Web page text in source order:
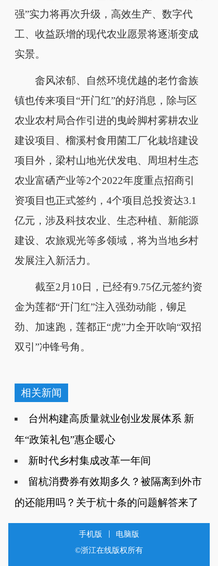
强”实力将再次升级，高效生产、数字代
工、收益跃增的现代农业愿景将逐渐变成
实景。
畲风浓郁、自然环境优越的老竹畲族
镇也传来项目“开门红”的好消息，除与区
农业农村局合作引进的曳岭脚村雾耕农业
建设项目、榴溪村食用菌工厂化栽培建设
项目外，梁村山地光伏发电、周坦村生态
农业富硒产业等2个2022年度重点招商引
资项目也正式签约，4个项目总投资达3.1
亿元，涉及科技农业、生态种植、新能源
建设、农旅观光等多领域，将为当地乡村
发展注入新活力。
截至2月10日，已经有9.75亿元签约资
金为莲都“开门红”注入强劲动能，铆足
劲、加速跑，莲都正“虎”力全开吹响“双招
双引”冲锋号角。
相关新闻
台州构建高质量就业创业发展体系 新
年“政策礼包”惠企暖心
新时代乡村集成改革一年间
留杭消费券有效期多久？被隔离到外市
的还能用吗？关于杭十条的问题解答来了
手机版
电脑版
©浙江在线版权所有